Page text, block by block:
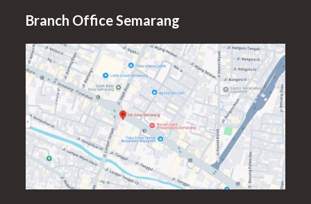
Branch Office Semarang